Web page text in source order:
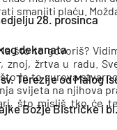
28. prosinca
dekanata
Terezije od Malog
Božje Bistričke i
smanjiti plaću.
što to govoriš?
žrtva u radu.
je to surova
svijeta na njihova
što misliš tko će